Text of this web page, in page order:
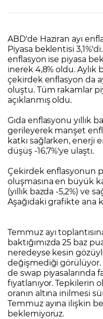
ABD'de Haziran ayı
Piyasa beklentisi
enflasyon ise piyasa
inerek 4,8% oldu. Aylık
çekirdek enflasyon da
oluştu. Tüm rakamlar
açıklanmış oldu.
Gıda enflasyonu yıllık
gerileyerek manşet
katkı sağlarken, enerji
düşüş -16,7%'ye ulaştı.
Çekirdek enflasyonun
oluşmasına en büyük
(yıllık bazda -5,2%) ve
Aşağıdaki grafikte ana
Temmuz ayı
baktığımızda 25 baz
neredeyse kesin
değişmediği görülüyor.
de swap piyasalarında
fiyatlanıyor. Tepkilerin
oranın altına inilmesi
Temmuz ayına ilişkin
beklemiyoruz.